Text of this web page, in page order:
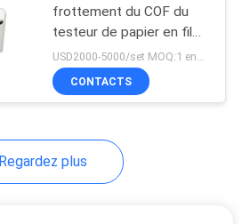
frottement du COF du
testeur de papier en film
plastique
CONTACTS
Regardez plus